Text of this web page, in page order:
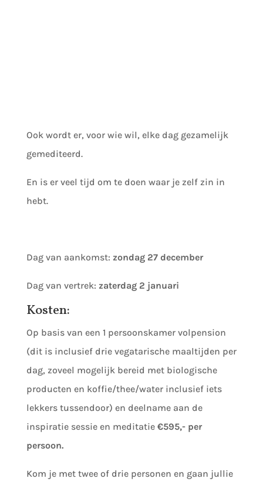
Ook wordt er, voor wie wil, elke dag gezamelijk
gemediteerd.
En is er veel tijd om te doen waar je zelf zin in
hebt.
Dag van aankomst: zondag 27 december
Dag van vertrek: zaterdag 2 januari
Kosten:
Op basis van een 1 persoonskamer volpension
(dit is inclusief drie vegatarische maaltijden per
dag, zoveel mogelijk bereid met biologische
producten en koffie/thee/water inclusief iets
lekkers tussendoor) en deelname aan de
inspiratie sessie en meditatie€595,- per
persoon.
Kom je met twee of drie personen en gaan jullie